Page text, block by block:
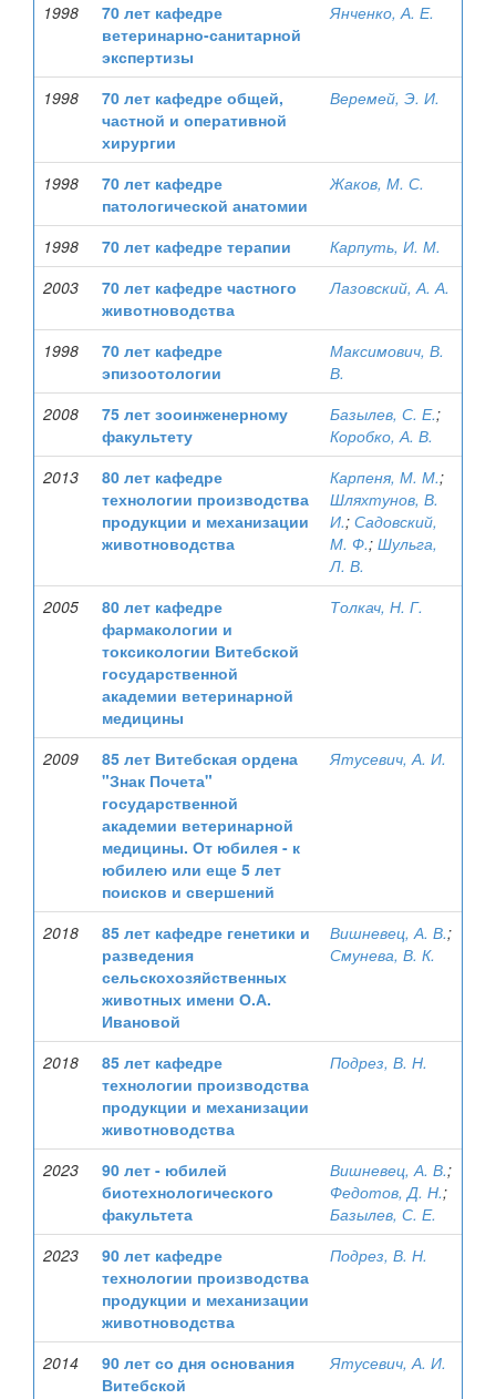
1998
70 лет кафедре
ветеринарно-санитарной
экспертизы
Янченко, А. Е.
1998
70 лет кафедре общей,
частной и оперативной
хирургии
Веремей, Э. И.
1998
70 лет кафедре
патологической анатомии
Жаков, М. С.
1998 70 лет кафедре терапии
Карпуть, И. М.
2003
70 лет кафедре частного
животноводства
Лазовский, А. А.
1998
70 лет кафедре
эпизоотологии
Максимович, В.
В.
2008
75 лет зооинженерному
факультету
Базылев, С. Е.;
Коробко, А. В.
2013
80 лет кафедре
технологии производства
продукции и механизации
животноводства
Карпеня, М. М.;
Шляхтунов, В.
И.; Садовский,
М. Ф.; Шульга,
Л. В.
2005
80 лет кафедре
фармакологии и
токсикологии Витебской
государственной
академии ветеринарной
медицины
Толкач, Н. Г.
2009
85 лет Витебская ордена
"Знак Почета"
государственной
академии ветеринарной
медицины. От юбилея - к
юбилею или еще 5 лет
поисков и свершений
Ятусевич, А. И.
2018
85 лет кафедре генетики и
разведения
сельскохозяйственных
животных имени О.А.
Ивановой
Вишневец, А. В.;
Смунева, В. К.
2018
85 лет кафедре
технологии производства
продукции и механизации
животноводства
Подрез, В. Н.
2023
90 лет - юбилей
биотехнологического
факультета
Вишневец, А. В.;
Федотов, Д. Н.;
Базылев, С. Е.
2023
90 лет кафедре
технологии производства
продукции и механизации
животноводства
Подрез, В. Н.
2014
90 лет со дня основания
Витебской
Ятусевич, А. И.